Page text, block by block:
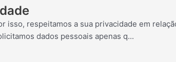
isso, respeitamos a sua privacidade em
dados pessoais apenas q...